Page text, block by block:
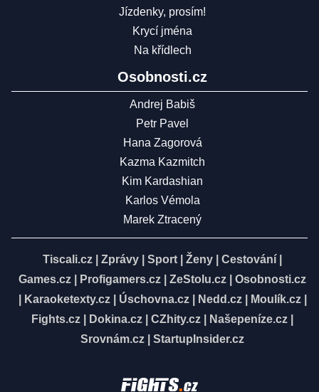
Jízdenky, prosím!
Krycí jména
Na křídlech
Osobnosti.cz
Andrej Babiš
Petr Pavel
Hana Zagorová
Kazma Kazmitch
Kim Kardashian
Karlos Vémola
Marek Ztracený
Tiscali.cz Zprávy Sport Ženy Cestování
Games.cz
Profigamers.cz ZeStolu.cz
Osobnosti.cz
Karaoketexty.cz| Úschovna.cz| Nedd.cz| Moulík.cz|
Fights.cz
Dokina.cz CZhity.cz Našepeníze.cz
Srovnám.cz
StartupInsider.cz